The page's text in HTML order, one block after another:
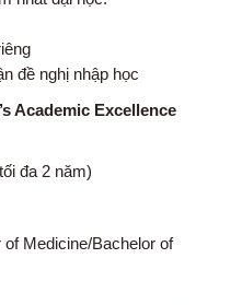
đề nghị nhập học
Academic Excellence
đa 2 năm)
Medicine/Bachelor of